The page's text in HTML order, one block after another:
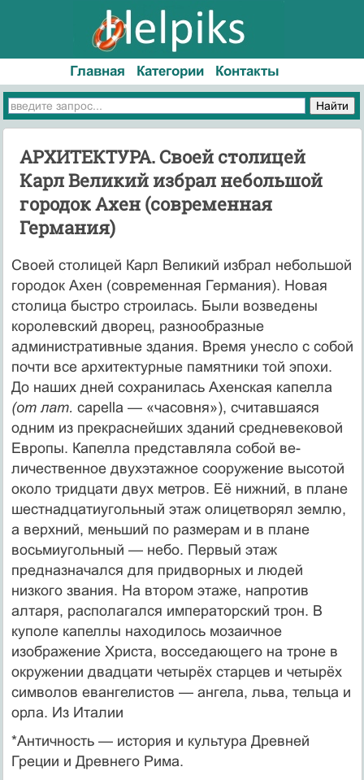
Главная Категории Контакты
АРХИТЕКТУРА. Своей столицей
Карл Великий из­брал небольшой
городок Ахен (сов­ременная
Германия)
Своей столицей Карл Великий из­брал небольшой
городок Ахен (сов­ременная Германия). Новая
столица быстро строилась. Были возведены
королевский дворец, разнообразные
административные здания. Время унесло с собой
почти все архитек­турные памятники той эпохи.
До на­ших дней сохранилась Ахенская ка­пелла
(от лат. capella — «часовня»), считавшаяся
одним из прекрасней­ших зданий средневековой
Европы. Капелла представляла собой ве­
личественное двухэтажное соору­жение высотой
около тридцати двух метров. Её нижний, в плане
шестнад­цатиугольный этаж олицетворял землю,
а верхний, меньший по раз­мерам и в плане
восьмиугольный — небо. Первый этаж
предназначался для придворных и людей
низкого звания. На втором этаже, напротив
алтаря, располагался император­ский трон. В
куполе капеллы нахо­дилось мозаичное
изображение Христа, восседающего на троне в
ок­ружении двадцати четырёх старцев и четырёх
символов евангелистов — ангела, льва, тельца и
орла. Из Италии
*Античность — история и культура Древней
Греции и Древнего Рима.